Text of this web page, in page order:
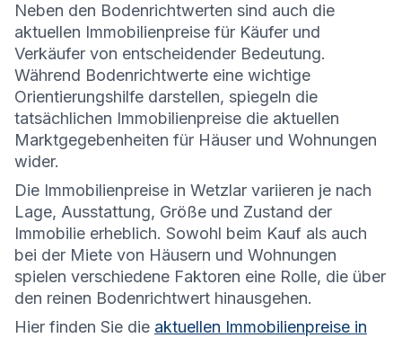
Neben den Bodenrichtwerten sind auch die
aktuellen Immobilienpreise für Käufer und
Verkäufer von entscheidender Bedeutung.
Während Bodenrichtwerte eine wichtige
Orientierungshilfe darstellen, spiegeln die
tatsächlichen Immobilienpreise die aktuellen
Marktgegebenheiten für Häuser und Wohnungen
wider.
Die Immobilienpreise in Wetzlar variieren je nach
Lage, Ausstattung, Größe und Zustand der
Immobilie erheblich. Sowohl beim Kauf als auch
bei der Miete von Häusern und Wohnungen
spielen verschiedene Faktoren eine Rolle, die über
den reinen Bodenrichtwert hinausgehen.
Hier finden Sie die aktuellen Immobilienpreise in